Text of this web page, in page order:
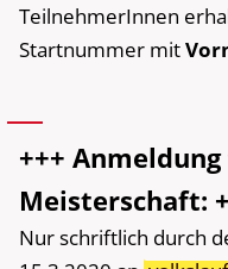
TeilnehmerInnen
Startnummer mit
+++
Meisterschaft:
Nur schriftlich durch